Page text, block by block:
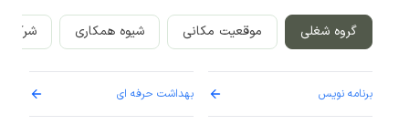
گروه شغلی موقعیت مکانی شیوه همکاری
برنامه نویس بهداشت حرفه ای